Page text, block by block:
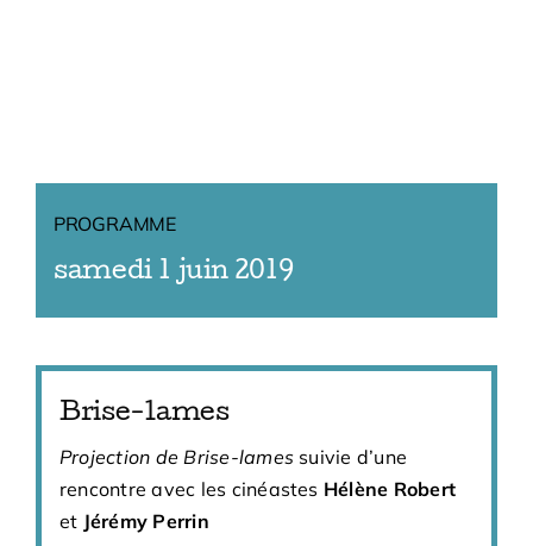
PROGRAMME
samedi 1 juin 2019
Brise-lames
Projection de Brise-lamessuivie d’une
rencontre avec les cinéastes Hélène Robert
et Jérémy Perrin